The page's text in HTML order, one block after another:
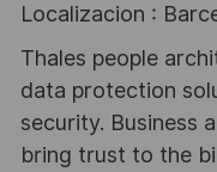
Localizacion :
Thales people
data protection
security. Business
bring trust to the